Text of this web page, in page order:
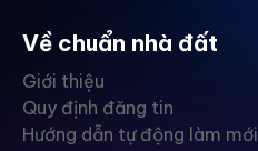
Về chuẩn nhà đất
Giới thiệu
Quy định đăng tin
Hướng dẫn tự động làm mới